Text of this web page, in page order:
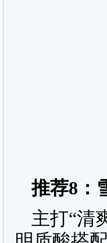
推荐8
主打“清